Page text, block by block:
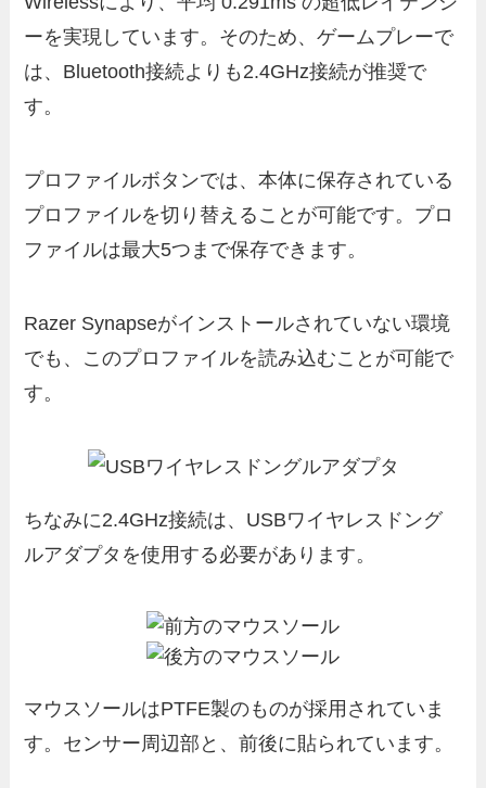
ーを実現しています。そのため、ゲームプレーで
は、Bluetooth接続よりも2.4GHz接続が推奨で
す。
プロファイルボタンでは、本体に保存されている
プロファイルを切り替えることが可能です。プロ
ファイルは最大5つまで保存できます。
Razer Synapseがインストールされていない環境
でも、このプロファイルを読み込むことが可能で
す。
ちなみに2.4GHz接続は、USBワイヤレスドング
ルアダプタを使用する必要があります。
マウスソールはPTFE製のものが採用されていま
す。センサー周辺部と、前後に貼られています。